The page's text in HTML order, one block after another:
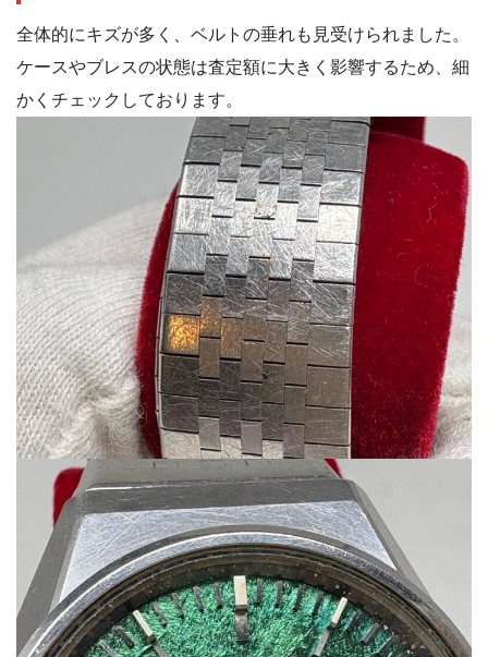
全体的にキズが多く、ベルトの垂れも見受けられました。
ケースやブレスの状態は査定額に大きく影響するため、細
かくチェックしております。